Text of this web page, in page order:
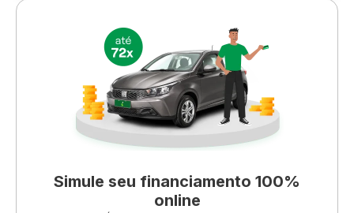
Simule seu financiamento 100%
online